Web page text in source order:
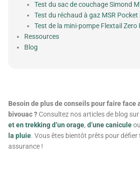
Test du sac de couchage Simond
Test du réchaud à gaz MSR Pocket
Test de la mini-pompe Flextail Zero
Ressources
Blog
Besoin de plus de conseils pour faire face
bivouac ? Consultez nos articles de blog sur
et en trekking d’un orage,d’une canicule
la pluie. Vous êtes bientôt prêts pour défier
assurance !